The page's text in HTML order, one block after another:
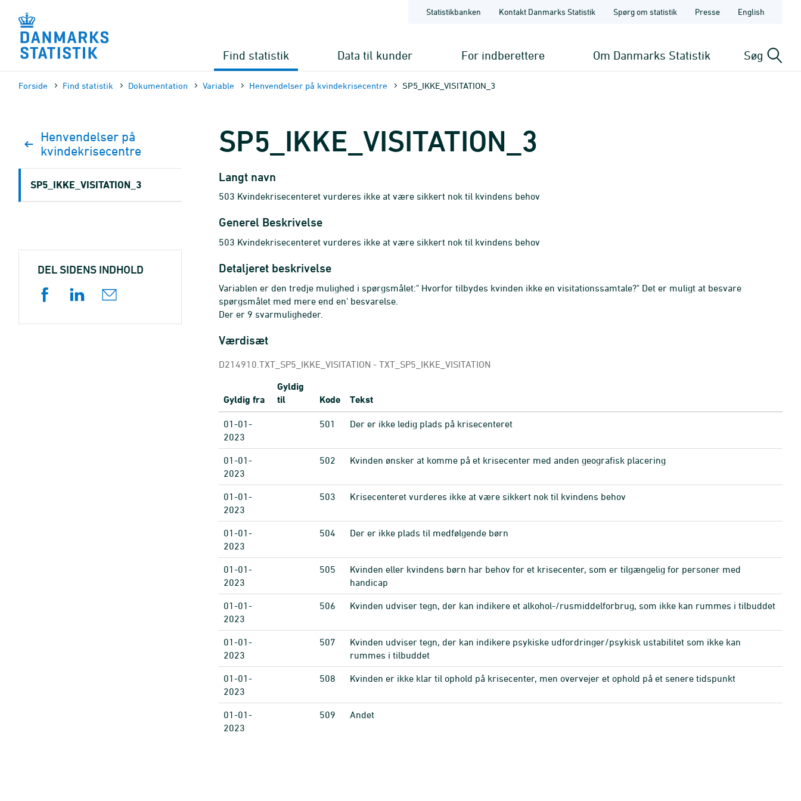
sidens
indhold
Statistikbanken Kontakt Danmarks Statistik Spørg om statistik Presse English
Find statistik Data til kunder For indberettere Om Danmarks Statistik Søg
Forside Find statistik Dokumen­tation Variable Henvendelser på kvindekrisecentre SP5_IKKE_VISITATION_3
SP5_IKKE_VISITATION_3
Langt navn
503 Kvindekrisecenteret vurderes ikke at være sikkert nok til kvindens behov
Generel Beskrivelse
503 Kvindekrisecenteret vurderes ikke at være sikkert nok til kvindens behov
Detaljeret beskrivelse
Variablen er den tredje mulighed i spørgsmålet:" Hvorfor tilbydes kvinden ikke en visitationssamtale?" Det er muligt at besvare
spørgsmålet med mere end en' besvarelse.
Der er 9 svarmuligheder.
Værdisæt
D214910.TXT_SP5_IKKE_VISITATION - TXT_SP5_IKKE_VISITATION
Gyldig fra
Gyldig
til
Kode Tekst
01-01-
2023
501 Der er ikke ledig plads på krisecenteret
01-01-
2023
502 Kvinden ønsker at komme på et krisecenter med anden geografisk placering
01-01-
2023
503 Krisecenteret vurderes ikke at være sikkert nok til kvindens behov
01-01-
2023
504 Der er ikke plads til medfølgende børn
01-01-
2023
505
Kvinden eller kvindens børn har behov for et krisecenter, som er tilgængelig for personer med
handicap
01-01-
2023
506 Kvinden udviser tegn, der kan indikere et alkohol-/rusmiddelforbrug, som ikke kan rummes i tilbuddet
01-01-
2023
507
Kvinden udviser tegn, der kan indikere psykiske udfordringer/psykisk ustabilitet som ikke kan
rummes i tilbuddet
01-01-
2023
508 Kvinden er ikke klar til ophold på krisecenter, men overvejer et ophold på et senere tidspunkt
01-01-
2023
509 Andet
Henvendelser på
kvindekrisecentre
SP5_IKKE_VISITATION_3
DEL SIDENS INDHOLD